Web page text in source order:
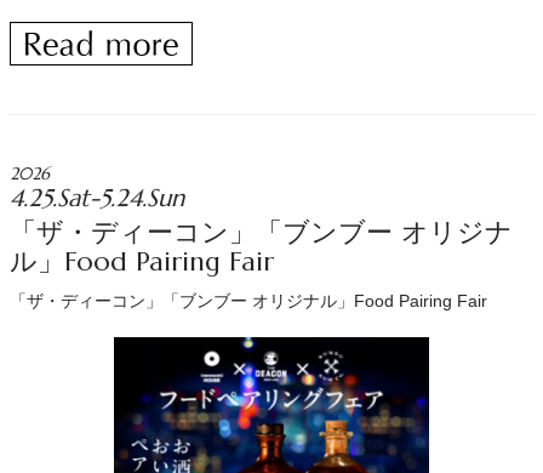
2026
4.25.Sat-5.24.Sun
「ザ・ディーコン」「ブンブー オリジナ
ル」Food Pairing Fair
「ザ・ディーコン」「ブンブー オリジナル」Food Pairing Fair